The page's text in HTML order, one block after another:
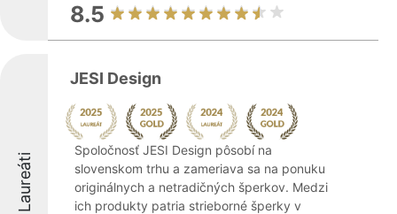
8.5
Laureáti
JESI Design
Spoločnosť JESI Design pôsobí na
slovenskom trhu a zameriava sa na ponuku
originálnych a netradičných šperkov. Medzi
ich produkty patria strieborné šperky v